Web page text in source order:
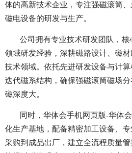
体的高新技术企业，专注强磁滚筒
磁电设备的研发与生产。
公司拥有专业技术研发团队，
领域研发经验，深耕磁路设计、磁
技术领域。依托先进研发设备与计
迭代磁系结构，确保强磁滚筒磁场
磁深度大。
同时，华体会手机网页版-华体
化生产基地，配备精密加工设备、
采购到成品出厂，建立全流程质量